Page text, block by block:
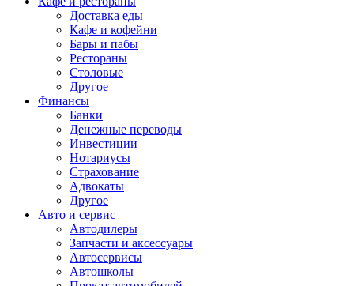
Доставка еды
Кафе и кофейни
Бары и пабы
Рестораны
Столовые
Другое
Финансы
Банки
Денежные переводы
Инвестиции
Нотариусы
Страхование
Адвокаты
Другое
Авто и сервис
Автодилеры
Запчасти и аксессуары
Автосервисы
Автошколы